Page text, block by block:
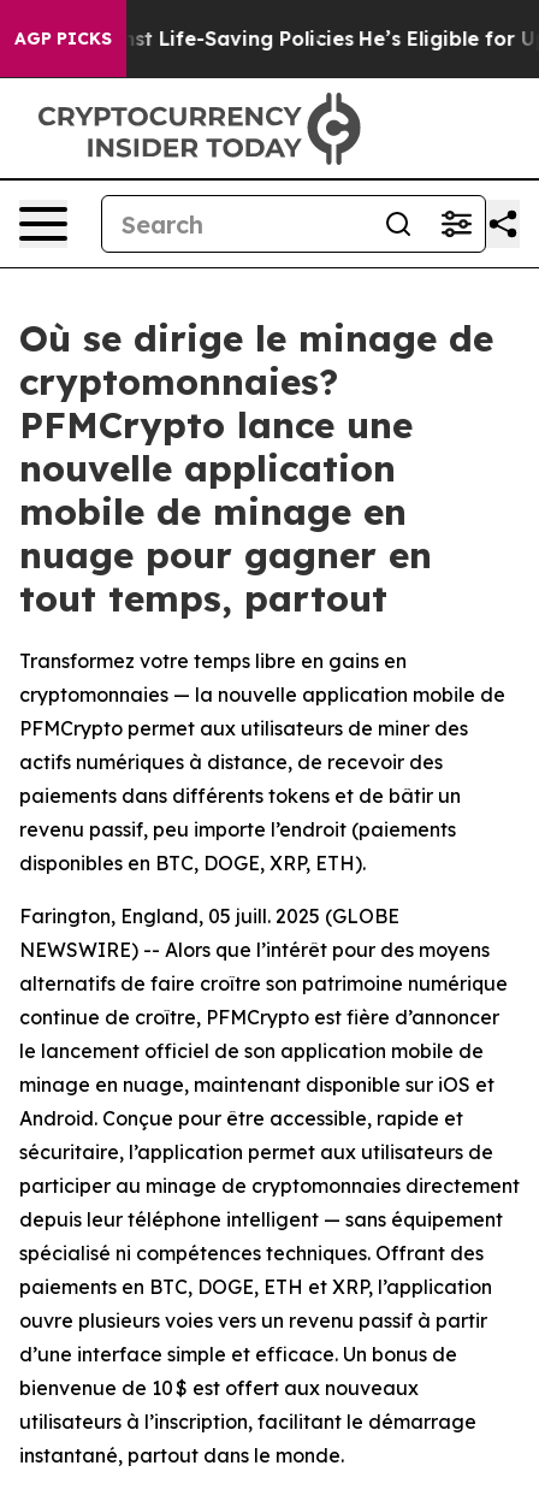
AGP PICKSLife-Saving Policies He’s Eligible for Up to
Où se dirige le minage de
cryptomonnaies?
PFMCrypto lance une
nouvelle application
mobile de minage en
nuage pour gagner en
tout temps, partout
Transformez votre temps libre en gains en
cryptomonnaies — la nouvelle application mobile de
PFMCrypto permet aux utilisateurs de miner des
actifs numériques à distance, de recevoir des
paiements dans différents tokens et de bâtir un
revenu passif, peu importe l’endroit (paiements
disponibles en BTC, DOGE, XRP, ETH).
Farington, England, 05 juill. 2025 (GLOBE
NEWSWIRE) -- Alors que l’intérêt pour des moyens
alternatifs de faire croître son patrimoine numérique
continue de croître, PFMCrypto est fière d’annoncer
le lancement officiel de son application mobile de
minage en nuage, maintenant disponible sur iOS et
Android. Conçue pour être accessible, rapide et
sécuritaire, l’application permet aux utilisateurs de
participer au minage de cryptomonnaies directement
depuis leur téléphone intelligent — sans équipement
spécialisé ni compétences techniques. Offrant des
paiements en BTC, DOGE, ETH et XRP, l’application
ouvre plusieurs voies vers un revenu passif à partir
d’une interface simple et efficace. Un bonus de
bienvenue de 10 $ est offert aux nouveaux
utilisateurs à l’inscription, facilitant le démarrage
instantané, partout dans le monde.